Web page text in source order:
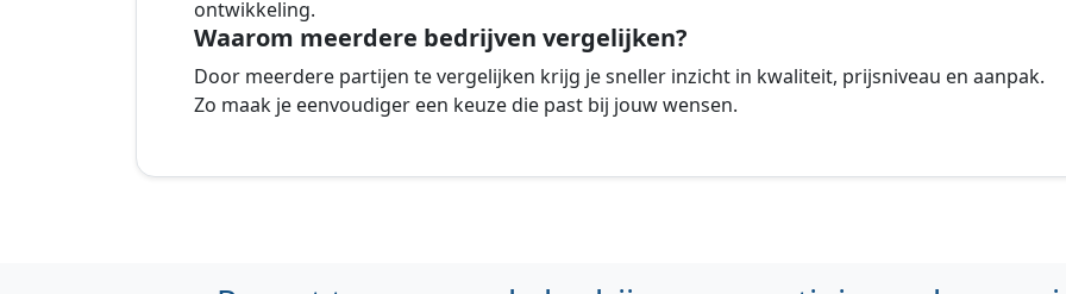
ontwikkeling.
Waarom meerdere bedrijven vergelijken?
Door meerdere partijen te vergelijken krijg je sneller inzicht in kwaliteit, prijsniveau en aanpak.
Zo maak je eenvoudiger een keuze die past bij jouw wensen.